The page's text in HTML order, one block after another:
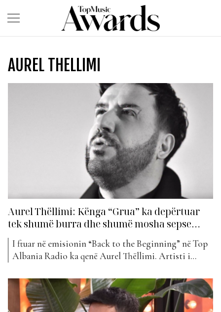
AUREL THELLIMI
Aurel Thëllimi: Kënga “Grua” ka depërtuar
tek shumë burra dhe shumë mosha sepse…
I ftuar në emisionin “Back to the Beginning” në Top
Albania Radio ka qenë Aurel Thëllimi. Artisti i
dhe Baletit, njihet jo vetëm për interpretimet e tij
operistike, por edhe për aftësinë e veçantë në
muzikën e lehtë. Duke qenë se tashmë u bënë...